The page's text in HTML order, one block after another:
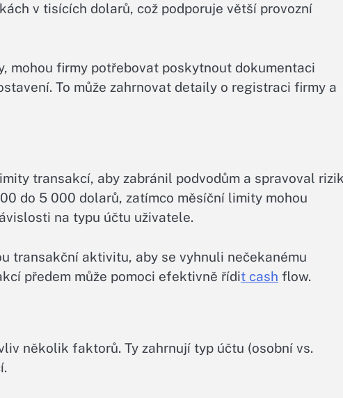
v tisících dolarů, což podporuje větší provozní
mohou firmy potřebovat poskytnout dokumentaci
To může zahrnovat detaily o registraci firmy a
transakcí, aby zabránil podvodům a spravoval
do 5 000 dolarů, zatímco měsíční limity mohou
na typu účtu uživatele.
transakční aktivitu, aby se vyhnuli nečekanému
předem může pomoci efektivně řídit cash flow.
několik faktorů. Ty zahrnují typ účtu (osobní vs.